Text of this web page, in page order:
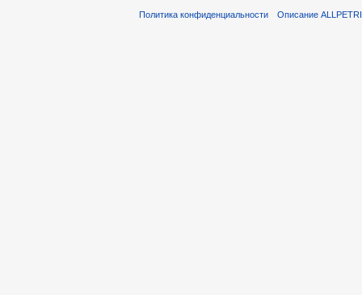
Политика конфиденциальности Описание